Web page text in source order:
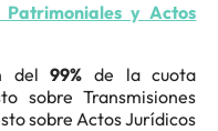
Patrimoniales y Actos
del99% de la cuota
sobre Transmisiones
sobre Actos Jurídicos